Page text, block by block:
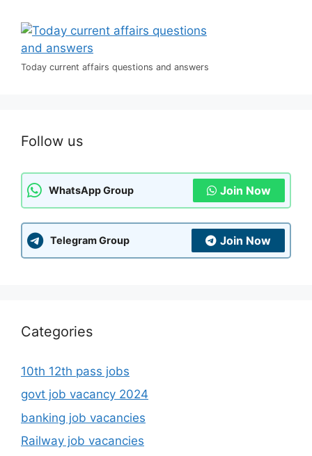
Today current affairs questions and answers
Follow us
WhatsApp Group Join Now
Telegram Group Join Now
Categories
10th 12th pass jobs
govt job vacancy 2024
banking job vacancies
Railway job vacancies